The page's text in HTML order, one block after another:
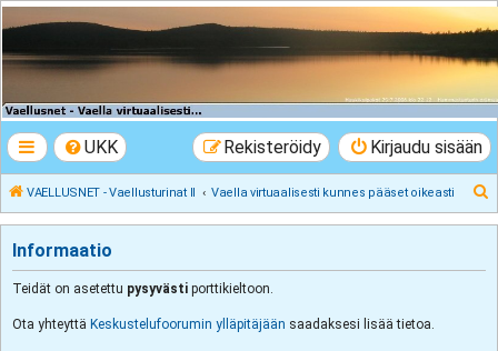
VAELLUSNET -
Vaellusturinat II
UKK Kirjaudu sisään
Rekisteröidy
VAELLUSNET - Vaellusturinat II Vaella virtuaalisesti kunnes pääset oikeasti
Informaatio
Teidät on asetettu pysyvästi porttikieltoon.
Ota yhteyttä Keskustelufoorumin ylläpitäjään saadaksesi lisää tietoa.